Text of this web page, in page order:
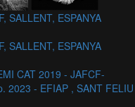
SALLENT, ESPANYA
SALLENT, ESPANYA
CAT 2019 - JAFCF-
2023 - EFIAP , SANT FELIU